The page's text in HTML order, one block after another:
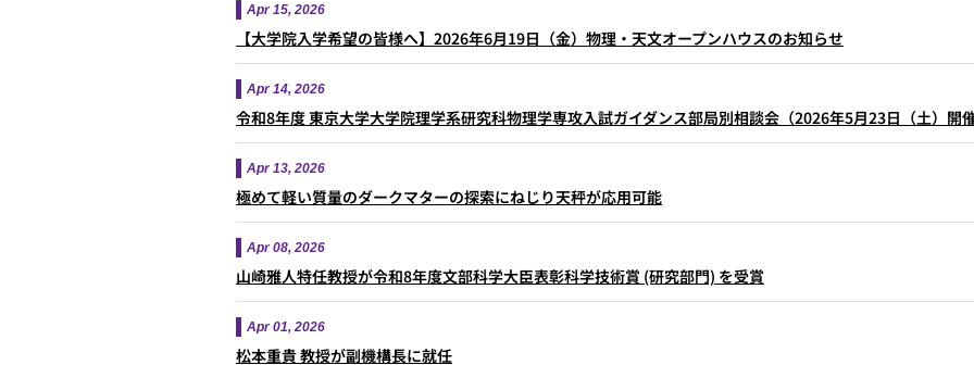
Apr 15, 2026
【大学院入学希望の皆様へ】2026年6月19日（金）物理・天文オープンハウスのお知らせ
Apr 14, 2026
令和8年度 東京大学大学院理学系研究科物理学専攻入試ガイダンス部局別相談会（2026年5月23日（土）開催
Apr 13, 2026
極めて軽い質量のダークマターの探索にねじり天秤が応用可能
Apr 08, 2026
山崎雅人特任教授が令和8年度文部科学大臣表彰科学技術賞 (研究部門) を受賞
Apr 01, 2026
松本重貴 教授が副機構長に就任